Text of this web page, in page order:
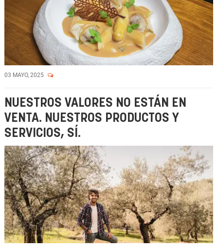
03 MAYO, 2025
NUESTROS VALORES NO ESTÁN EN
VENTA. NUESTROS PRODUCTOS Y
SERVICIOS, SÍ.